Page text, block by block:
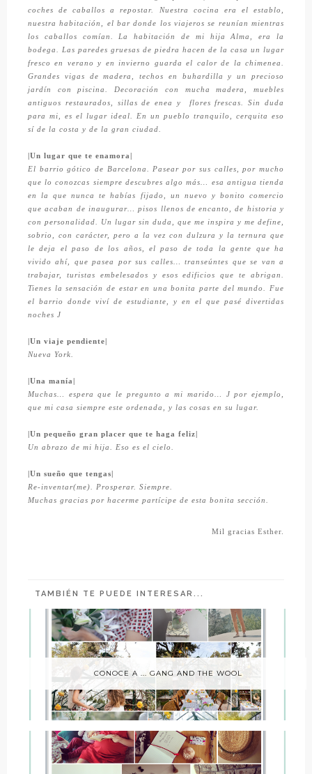
coches de caballos a repostar. Nuestra cocina era el establo,
nuestra habitación, el bar donde los viajeros se reunían mientras
los caballos comían. La habitación de mi hija Alma, era la
bodega. Las paredes gruesas de piedra hacen de la casa un lugar
fresco en verano y en invierno guarda el calor de la chimenea.
Grandes vigas de madera, techos en buhardilla y un precioso
jardín con piscina. Decoración con mucha madera, muebles
antiguos restaurados, sillas de enea y
flores frescas. Sin duda
para mi, es el lugar ideal. En un pueblo tranquilo, cerquita eso
sí de la costa y de la gran ciudad.
|Un lugar que te enamora|
El barrio gótico de Barcelona. Pasear por sus calles, por mucho
que lo conozcas siempre descubres algo más… esa antigua tienda
en la que nunca te habías fijado, un nuevo y bonito comercio
que acaban de inaugurar… pisos llenos de encanto, de historia y
con personalidad. Un lugar sin duda, que me inspira y me define,
sobrio, con carácter, pero a la vez con dulzura y la ternura que
le deja el paso de los años, el paso de toda la gente que ha
vivido ahí, que pasea por sus calles… transeúntes que se van a
trabajar, turistas embelesados y esos edificios que te abrigan.
Tienes la sensación de estar en una bonita parte del mundo. Fue
el barrio donde viví de estudiante, y en el que pasé divertidas
noches J
|Un viaje pendiente|
Nueva York.
|Una manía|
Muchas… espera que le pregunto a mi marido… J por ejemplo,
que mi casa siempre este ordenada, y las cosas en su lugar.
|Un pequeño gran placer que te haga feliz|
Un abrazo de mi hija. Eso es el cielo.
|Un sueño que tengas|
Re-inventar(me). Prosperar. Siempre.
Muchas gracias por hacerme partícipe de esta bonita sección.
Mil gracias Esther.
TAMBIÉN TE PUEDE INTERESAR...
CONOCE A ... GANG AND THE WOOL